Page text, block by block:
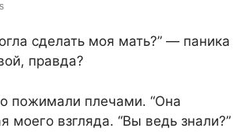
сделать моя мать?” — паника
правда?
пожимали плечами. “Она
моего взгляда. “Вы ведь знали?”